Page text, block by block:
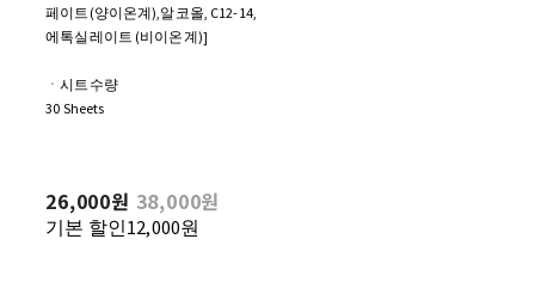
페이트(양이온계),알코올, C12-14,
에톡실레이트 (비이온계)]
ㆍ시트수량
30 Sheets
26,000원 38,000원
기본 할인12,000원